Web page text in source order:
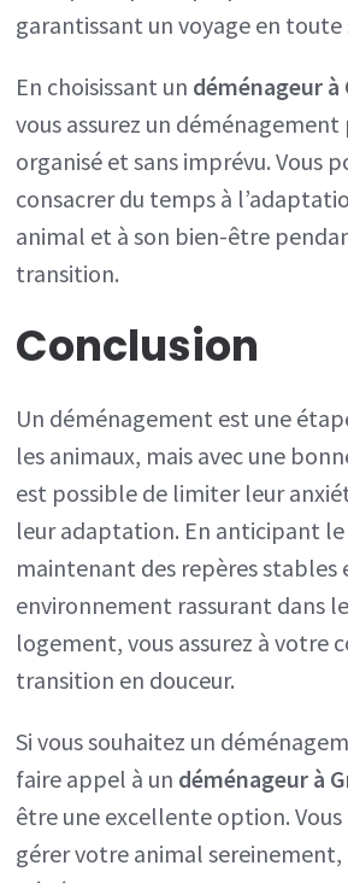
garantissant un voyage en toute
En choisissant un déménageur à
vous assurez un
organisé et sans imprévu. Vous
consacrer du temps à
animal et à son bien-être
transition.
Conclusion
Un déménagement est une
les animaux, mais avec une
est possible de limiter leur
leur adaptation. En anticipant
maintenant des repères stables
environnement rassurant dans
logement, vous assurez à votre
transition en douceur.
Si vous souhaitez un
faire appel à un déménageur à
être une excellente option. Vous
gérer votre animal